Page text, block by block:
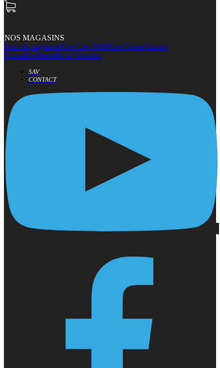
NOS MAGASINS
Tous les magasinsNice Cap 3000Nice CentreCannes
TourradesMarseille la Valentine
SAV
CONTACT